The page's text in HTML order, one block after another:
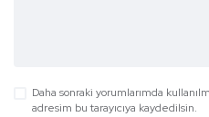
Daha sonraki yorumlarımda
adresim bu tarayıcıya kaydedilsin.